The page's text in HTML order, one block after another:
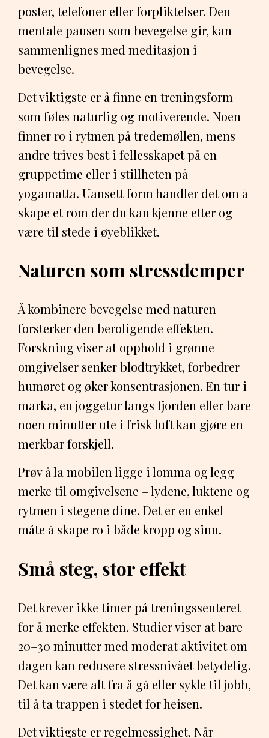
poster, telefoner eller forpliktelser. Den
mentale pausen som bevegelse gir, kan
sammenlignes med meditasjon i
bevegelse.
Det viktigste er å finne en treningsform
som føles naturlig og motiverende. Noen
finner ro i rytmen på tredemøllen, mens
andre trives best i fellesskapet på en
gruppetime eller i stillheten på
yogamatta. Uansett form handler det om å
skape et rom der du kan kjenne etter og
være til stede i øyeblikket.
Naturen som stressdemper
Å kombinere bevegelse med naturen
forsterker den beroligende effekten.
Forskning viser at opphold i grønne
omgivelser senker blodtrykket, forbedrer
humøret og øker konsentrasjonen. En tur i
marka, en joggetur langs fjorden eller bare
noen minutter ute i frisk luft kan gjøre en
merkbar forskjell.
Prøv å la mobilen ligge i lomma og legg
merke til omgivelsene – lydene, luktene og
rytmen i stegene dine. Det er en enkel
måte å skape ro i både kropp og sinn.
Små steg, stor effekt
Det krever ikke timer på treningssenteret
for å merke effekten. Studier viser at bare
20–30 minutter med moderat aktivitet om
dagen kan redusere stressnivået betydelig.
Det kan være alt fra å gå eller sykle til jobb,
til å ta trappen i stedet for heisen.
Det viktigste er regelmessighet. Når